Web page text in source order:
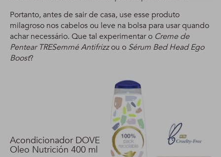
Portanto, antes de sair de casa, use esse produto
milagroso nos cabelos ou leve na bolsa para usar quando
achar necessário. Que tal experimentar o Creme de
Pentear TRESemmé Antifrizzou o Sérum Bed Head Ego
Boost?
Acondicionador DOVE
Oleo Nutrición 400 ml